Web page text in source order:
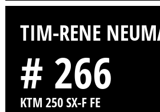
TIM-RENE
# 266
KTM 250 SX-F FE